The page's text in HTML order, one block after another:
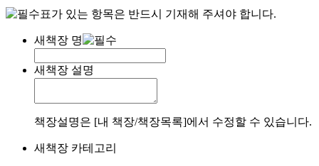
표가 있는 항목은 반드시 기재해 주셔야 합니다.
새책장 명
새책장 설명
책장설명은 [내 책장/책장목록]에서 수정할 수 있습니다.
새책장 카테고리